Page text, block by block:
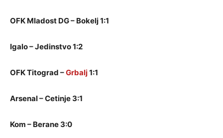
OFK Mladost DG – Bokelj 1:1
Igalo – Jedinstvo 1:2
OFK Titograd –Grbalj1:1
Arsenal – Cetinje 3:1
Kom – Berane 3:0